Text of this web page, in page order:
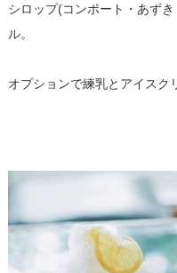
シロップ(コンポート・あず
ル。
オプションで練乳とアイスク